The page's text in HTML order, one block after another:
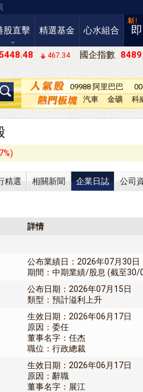
股直擊 精選基金 心水組合
467.34 國企指數
09988 阿里巴巴
－Ｗ汽車
金礦 科
精選 相關新聞 企業日誌 公司
詳情
公布業績日：2026年07月30日
期間：中期業績/股息 (截至30/
公布日期：2026年07月15日
類型：預計溢利上升
生效日期：2026年06月17日
原因：委任
董事名字：任杰
職位：行政總裁
生效日期：2026年06月17日
原因：辭職
董事名字：展江